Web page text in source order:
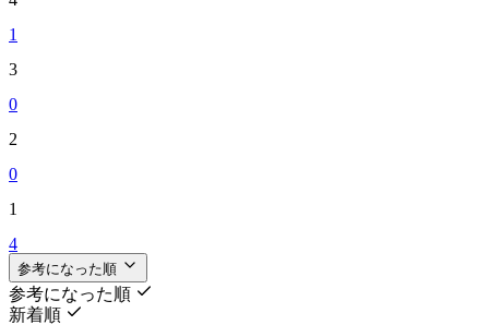
1
3
0
2
0
1
4
参考になった順
参考になった順
新着順